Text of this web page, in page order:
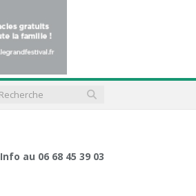
au 06 68 45 39 03